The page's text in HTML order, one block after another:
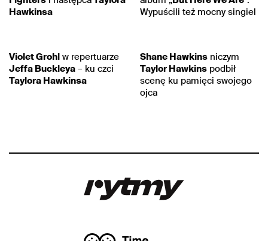
Hawkinsa
Wypuścili też mocny singiel
Violet Grohl w repertuarze
Jeffa Buckleya – ku czci
Taylora Hawkinsa
Shane Hawkins niczym
Taylor Hawkins podbił
scenę ku pamięci swojego
ojca